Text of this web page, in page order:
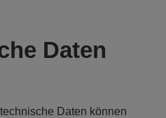
Daten
Daten können